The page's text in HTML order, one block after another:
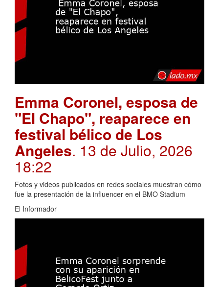
Emma Coronel, esposa de
"El Chapo", reaparece en
festival bélico de Los
Angeles. 13 de Julio, 2026
18:22
Fotos y videos publicados en redes sociales muestran cómo
fue la presentación de la influencer en el BMO Stadium
El Informador